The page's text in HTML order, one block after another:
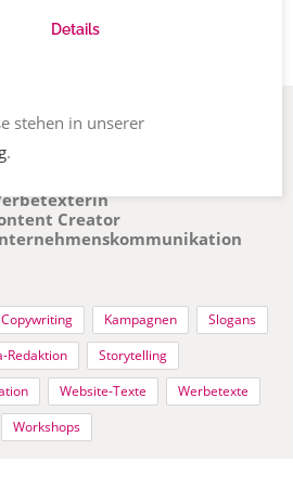
Fribourg, Schweiz
Konzipiert. Macht Marken.
Creator
Copywriting Kampagnen
Slogans
Redaktion
Storytelling
Website-Texte
Werbetexte
Workshops
Details
stehen in unserer
.